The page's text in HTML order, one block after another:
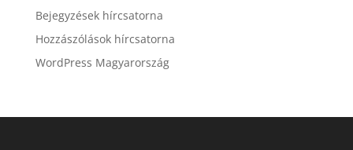
Bejegyzések hírcsatorna
Hozzászólások hírcsatorna
WordPress Magyarország